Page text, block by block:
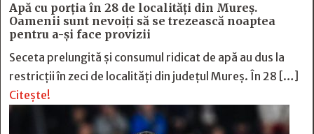
Apă cu porția în 28 de localități din Mureș.
Oamenii sunt nevoiți să se trezească noaptea
pentru a-și face provizii
Seceta prelungită și consumul ridicat de apă au dus la
restricții în zeci de localități din județul Mureș. În 28 […]
Citește!